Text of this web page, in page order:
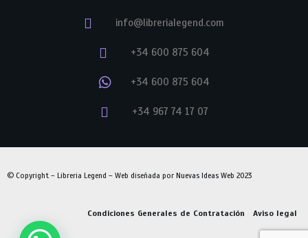
info@librerialegend.com
+34 600 875 604
+34 600 875 604
+34 967 74 17 07
© Copyright – Libreria Legend – Web diseñada por Nuevas Ideas Web 2023
Condiciones Generales de Contratación Aviso legal